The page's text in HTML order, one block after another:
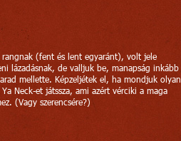
(fent és lent egyaránt), volt jele
lázadásnak, de valljuk be, manapság inkább
mellette. Képzeljétek el, ha mondjuk olyan
Neck-et játssza, ami azért vérciki a maga
(Vagy szerencsére?)